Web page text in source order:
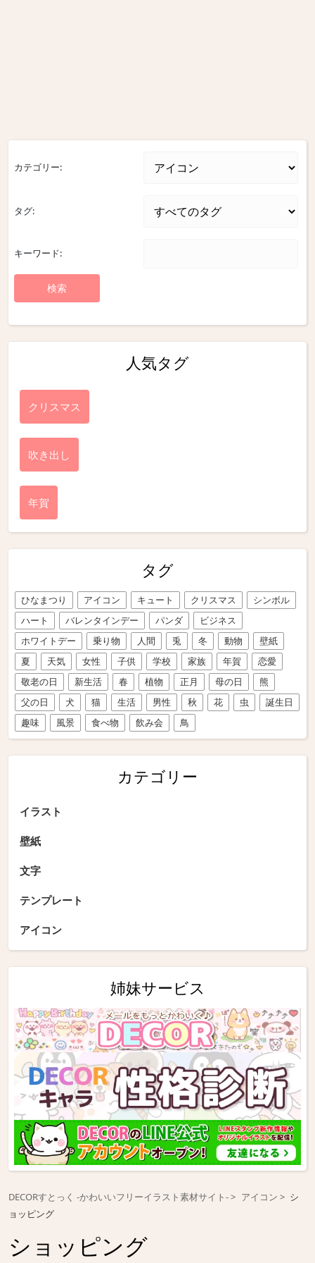
カテゴリー:
タグ:
キーワード:
人気タグ
クリスマス
吹き出し
年賀
タグ
ひなまつり アイコン キュート クリスマス
シンボル
ハート
バレンタインデー パンダ
ビジネス
ホワイトデー
乗り物 人間 兎 冬 動物
壁紙
夏
天気 女性 子供 学校 家族 年賀
恋愛
敬老の日
新生活 春 植物 正月 母の日
熊
父の日
犬 猫 生活 男性 秋 花 虫
誕生日
趣味
風景 食べ物 飲み会 鳥
カテゴリー
イラスト
壁紙
文字
テンプレート
アイコン
姉妹サービス
DECORすとっく -かわいいフリーイラスト素材サイト- アイコン
シ
ョッピング
ショッピング